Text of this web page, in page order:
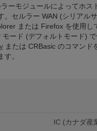
ーモジュールによってホス
。セルラー WAN (シリアル
または Firefox を使用し
ード (デフォルトモード) で
または CRBasic のコマンド
。
IC (カナダ産